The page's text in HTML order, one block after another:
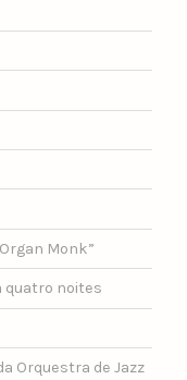
Monk”
quatro noites
Orquestra de Jazz